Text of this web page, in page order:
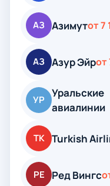
АЗ Азимутот 7
АЗ Азур Эйрот
УР
Уральские
авиалинии
TK Turkish
РЕ Ред Вингс